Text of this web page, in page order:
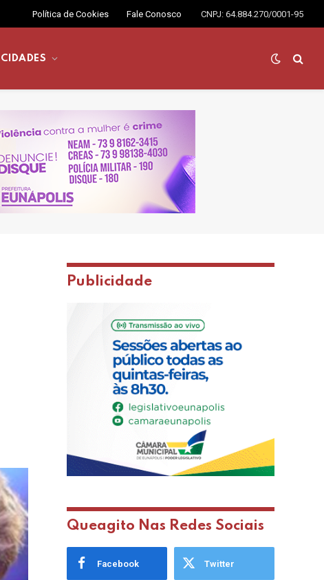
Política de Cookies Fale Conosco CNPJ: 64.884.270/0001-95
CIDADES
Publicidade
Queagito Nas Redes Sociais
Facebook Twitter